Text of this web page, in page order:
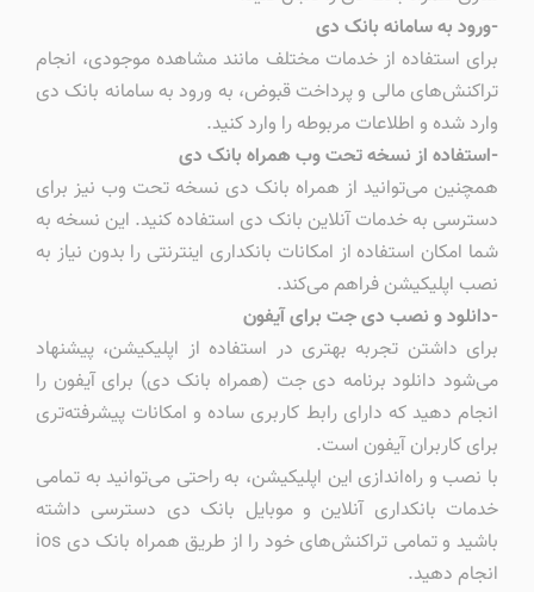
-ورود به سامانه بانک دی
برای استفاده از خدمات مختلف مانند مشاهده موجودی، انجام
تراکنش‌های مالی و پرداخت قبوض، به ورود به سامانه بانک دی
وارد شده و اطلاعات مربوطه را وارد کنید.
-استفاده از نسخه تحت وب همراه بانک دی
همچنین می‌توانید از همراه بانک دی نسخه تحت وب نیز برای
دسترسی به خدمات آنلاین بانک دی استفاده کنید. این نسخه به
شما امکان استفاده از امکانات بانکداری اینترنتی را بدون نیاز به
نصب اپلیکیشن فراهم می‌کند.
-دانلود و نصب دی جت برای آیفون
برای داشتن تجربه بهتری در استفاده از اپلیکیشن، پیشنهاد
می‌شود دانلود برنامه دی جت (همراه بانک دی) برای آیفون را
انجام دهید که دارای رابط کاربری ساده و امکانات پیشرفته‌تری
برای کاربران آیفون است.
با نصب و راه‌اندازی این اپلیکیشن، به راحتی می‌توانید به تمامی
خدمات بانکداری آنلاین و موبایل بانک دی دسترسی داشته
باشید و تمامی تراکنش‌های خود را از طریق همراه بانک دی ios
انجام دهید.